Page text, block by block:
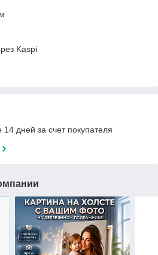
Kaspi
14 дней за счет покупателя